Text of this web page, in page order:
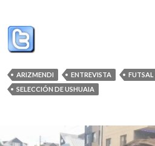
ARIZMENDI ENTREVISTA FUTSAL
SELECCIÓN DE USHUAIA